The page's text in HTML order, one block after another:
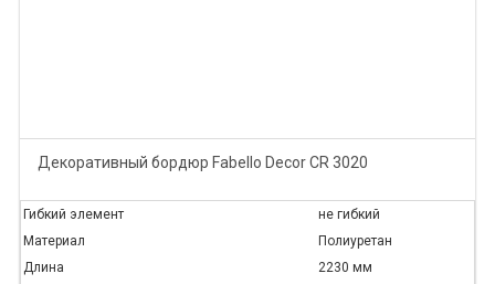
Декоративный бордюр Fabello Decor CR 3020
Гибкий элемент
не гибкий
Материал
Полиуретан
Длина
2230 мм